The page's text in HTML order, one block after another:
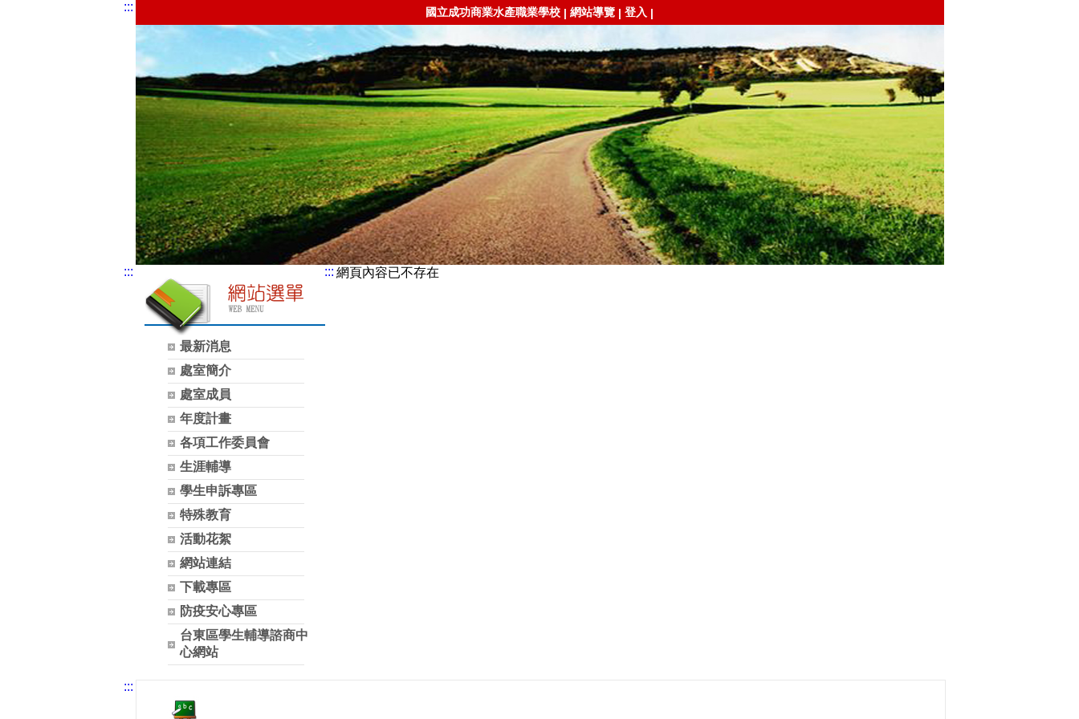
::: 國立成功商業水產職業學校 | 網站導覽 | 登入 |
:::
最新消息
處室簡介
處室成員
年度計畫
各項工作委員會
生涯輔導
學生申訴專區
特殊教育
活動花絮
網站連結
下載專區
防疫安心專區
台東區學生輔導諮商中
心網站
::: 網頁內容已不存在
:::